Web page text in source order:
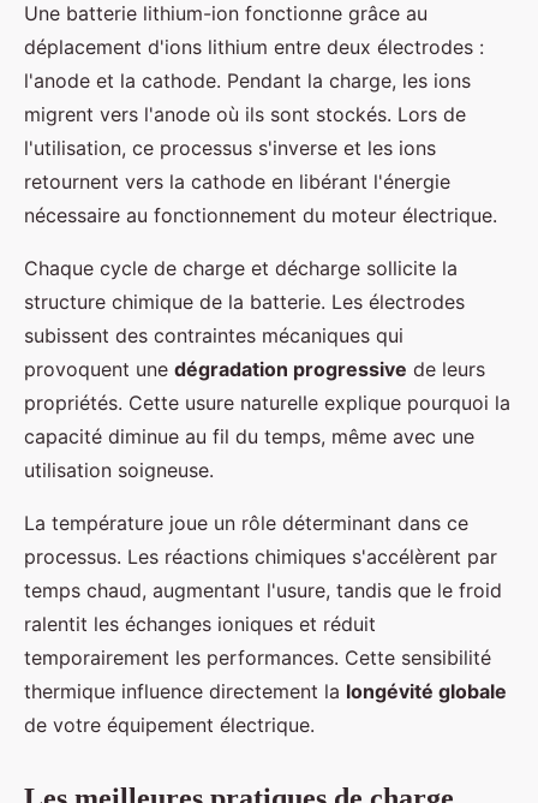
Une batterie lithium-ion fonctionne grâce au
déplacement d'ions lithium entre deux électrodes :
l'anode et la cathode. Pendant la charge, les ions
migrent vers l'anode où ils sont stockés. Lors de
l'utilisation, ce processus s'inverse et les ions
retournent vers la cathode en libérant l'énergie
nécessaire au fonctionnement du moteur électrique.
Chaque cycle de charge et décharge sollicite la
structure chimique de la batterie. Les électrodes
subissent des contraintes mécaniques qui
provoquent une dégradation progressive de leurs
propriétés. Cette usure naturelle explique pourquoi la
capacité diminue au fil du temps, même avec une
utilisation soigneuse.
La température joue un rôle déterminant dans ce
processus. Les réactions chimiques s'accélèrent par
temps chaud, augmentant l'usure, tandis que le froid
ralentit les échanges ioniques et réduit
temporairement les performances. Cette sensibilité
thermique influence directement la longévité globale
de votre équipement électrique.